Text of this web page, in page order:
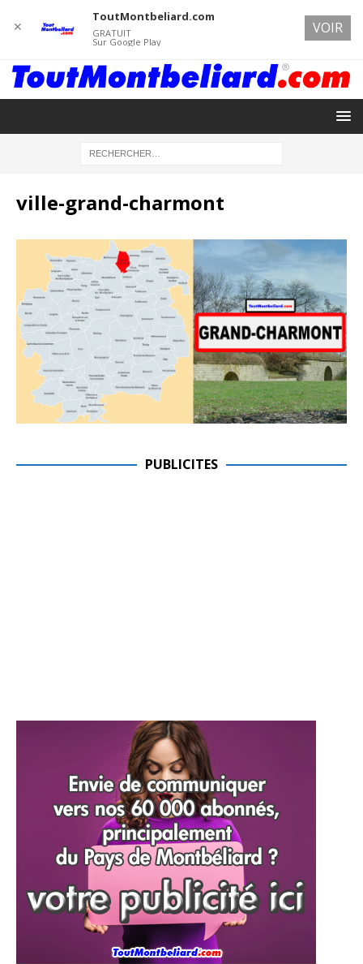
ville-grand-charmont
PUBLICITES
✕
ToutMontbeliard.com
GRATUIT
Sur Google Play
VOIR